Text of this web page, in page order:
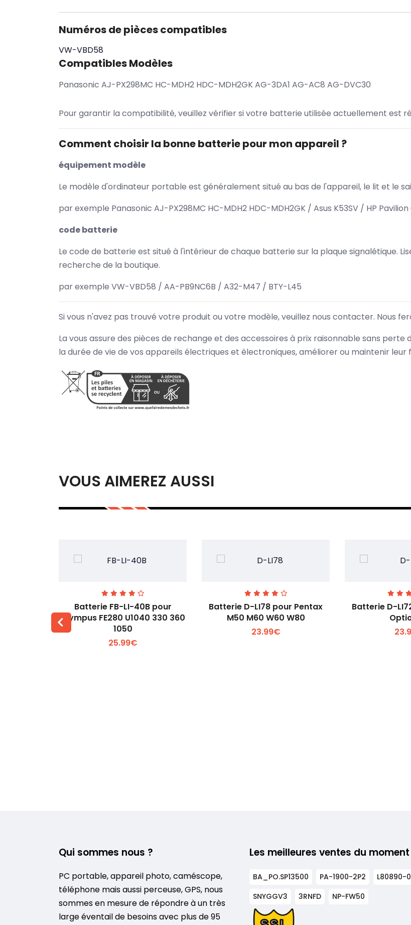
Numéros de pièces compatibles
VW-VBD58
Compatibles Modèles
Panasonic AJ-PX298MC HC-MDH2 HDC-MDH2GK AG-3DA1 AG-AC8 AG-DVC30
Pour garantir la compatibilité, veuillez vérifier si votre batterie utilisée actuellement est
Comment choisir la bonne batterie pour mon appareil ?
équipement modèle
Le modèle d'ordinateur portable est généralement situé au bas de l'appareil, le lit et le
par exemple Panasonic AJ-PX298MC HC-MDH2 HDC-MDH2GK / Asus K53SV / HP Pavilion
code batterie
Le code de batterie est situé à l'intérieur de chaque batterie sur la plaque signalétique.
recherche de la boutique.
par exemple VW-VBD58 / AA-PB9NC6B / A32-M47 / BTY-L45
Si vous n'avez pas trouvé votre produit ou votre modèle, veuillez nous contacter. Nous
La vous assure des pièces de rechange et des accessoires à prix raisonnable sans
la durée de vie de vos appareils électriques et électroniques, améliorer ou maintenir
VOUS AIMEREZ AUSSI
Voir plus +
Batterie FB-LI-40B pour
Olympus FE280 U1040 330 360
1050
25.99€
Voir plus +
Batterie D-LI78 pour Pentax
M50 M60 W60 W80
23.99€
Voir
Batterie D-
Qui sommes nous ?
PC portable, appareil photo, caméscope,
téléphone mais aussi perceuse, GPS, nous
sommes en mesure de répondre à un très
large éventail de besoins avec plus de 95
Les meilleures ventes du moment
BA_PO.SP13500 PA-1900-2P2
L80890-
SNYGGV3
3RNFD NP-FW50